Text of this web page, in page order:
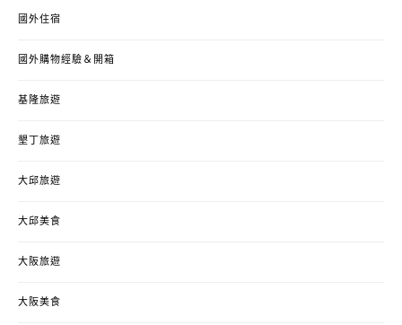
國外住宿
國外購物經驗＆開箱
基隆旅遊
墾丁旅遊
大邱旅遊
大邱美食
大阪旅遊
大阪美食